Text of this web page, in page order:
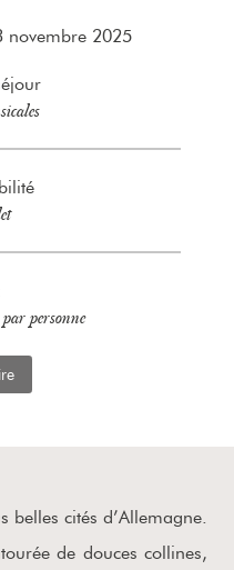
novembre 2025
personne
belles cités d’Allemagne.
de douces collines,